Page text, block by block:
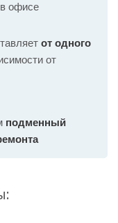
офисе
от одного
от
подменный